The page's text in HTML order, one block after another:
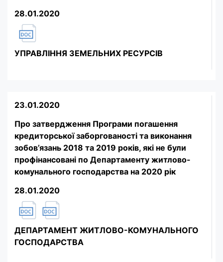
28.01.2020
УПРАВЛІННЯ ЗЕМЕЛЬНИХ РЕСУРСІВ
23.01.2020
Про затвердження Програми погашення
кредиторської заборгованості та виконання
зобов’язань 2018 та 2019 років, які не були
профінансовані по Департаменту житлово-
комунального господарства на 2020 рік
28.01.2020
ДЕПАРТАМЕНТ ЖИТЛОВО-КОМУНАЛЬНОГО
ГОСПОДАРСТВА